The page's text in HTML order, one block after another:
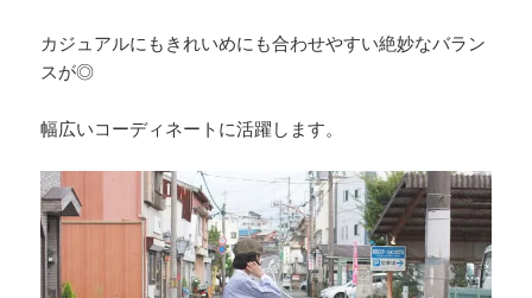
カジュアルにもきれいめにも合わせやすい絶妙なバラン
スが◎
幅広いコーディネートに活躍します。